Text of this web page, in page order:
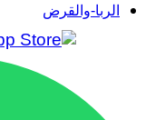
الربا-والقرض